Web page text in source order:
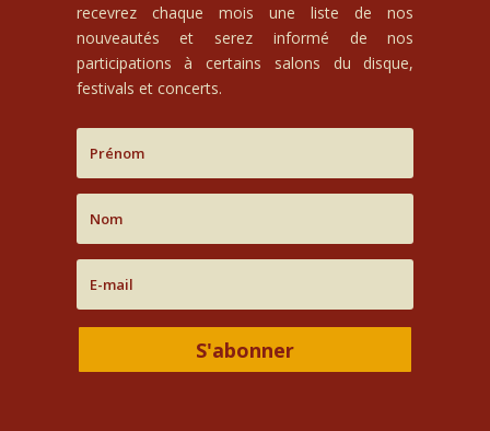
recevrez chaque mois une liste de nos
nouveautés et serez informé de nos
participations à certains salons du disque,
festivals et concerts.
S'abonner